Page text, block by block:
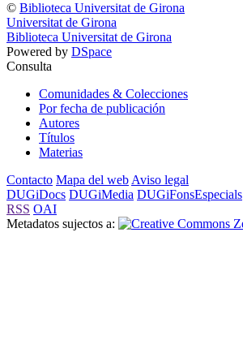
© Biblioteca Universitat de Girona
Universitat de Girona
Biblioteca Universitat de Girona
Powered by DSpace
Consulta
Comunidades & Colecciones
Por fecha de publicación
Autores
Títulos
Materias
Contacto Mapa del web Aviso legal
DUGiDocs DUGiMedia DUGiFonsEspecials
RSS OAI
Metadatos sujectos a: